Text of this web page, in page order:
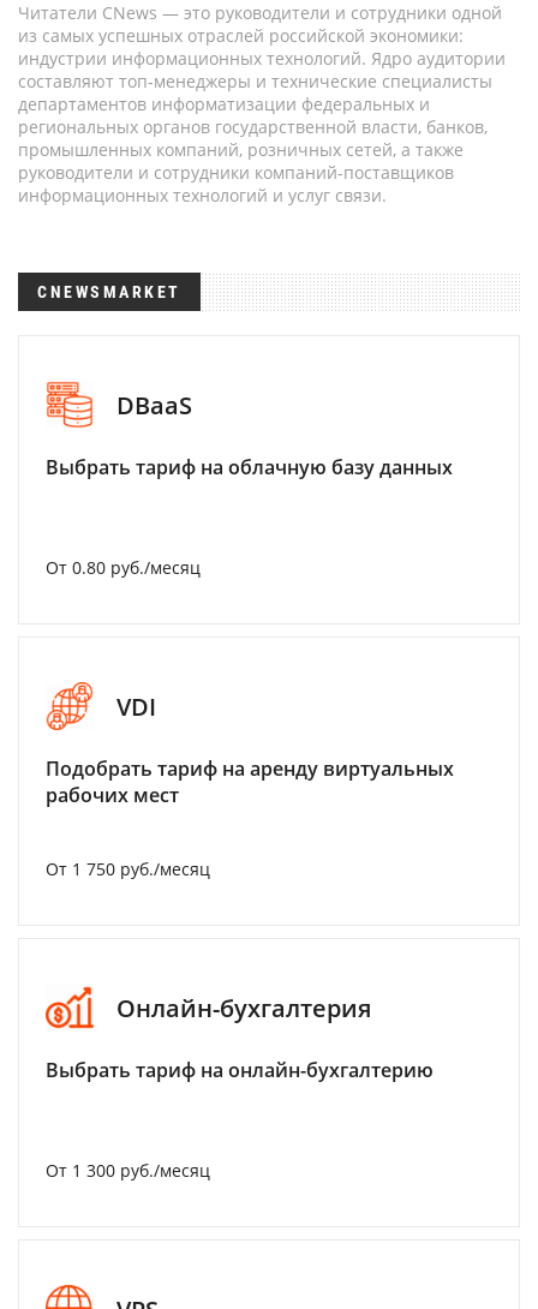
Читатели CNews — это руководители и сотрудники одной
из самых успешных отраслей российской экономики:
индустрии информационных технологий. Ядро аудитории
составляют топ-менеджеры и технические специалисты
департаментов информатизации федеральных и
региональных органов государственной власти, банков,
промышленных компаний, розничных сетей, а также
руководители и сотрудники компаний-поставщиков
информационных технологий и услуг связи.
CNEWSMARKET
DBaaS
Выбрать тариф на облачную базу данных
От 0.80 руб./месяц
VDI
Подобрать тариф на аренду виртуальных
рабочих мест
От 1 750 руб./месяц
Онлайн-бухгалтерия
Выбрать тариф на онлайн-бухгалтерию
От 1 300 руб./месяц